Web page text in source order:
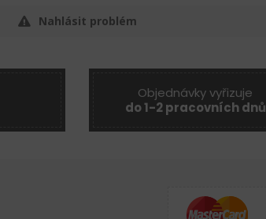
Nahlásit problém
Objednávky vyřizuje
do 1-2 pracovních dnů